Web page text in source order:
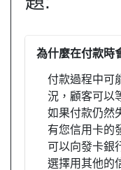
為什麼在付款時
付款過程中可
況，顧客可以
如果付款仍然
有您信用卡的
可以向發卡銀
選擇用其他的